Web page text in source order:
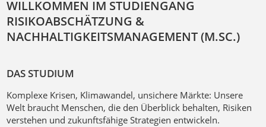
WILLKOMMEN IM STUDIENGANG
RISIKOABSCHÄTZUNG &
NACHHALTIGKEITSMANAGEMENT (M.SC.)
DAS STUDIUM
Komplexe Krisen, Klimawandel, unsichere Märkte: Unsere
Welt braucht Menschen, die den Überblick behalten, Risiken
verstehen und zukunftsfähige Strategien entwickeln.